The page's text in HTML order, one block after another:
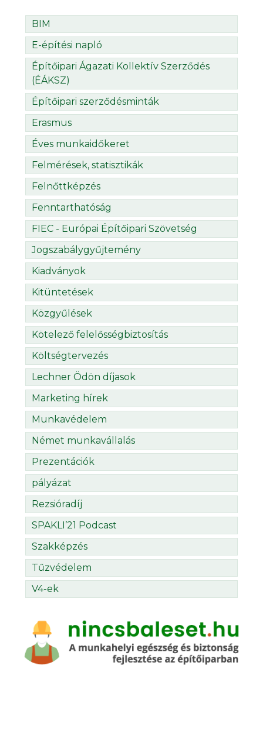
BIM
E-építési napló
Építőipari Ágazati Kollektív Szerződés
(ÉÁKSZ)
Építőipari szerződésminták
Erasmus
Éves munkaidőkeret
Felmérések, statisztikák
Felnőttképzés
Fenntarthatóság
FIEC - Európai Építőipari Szövetség
Jogszabálygyűjtemény
Kiadványok
Kitüntetések
Közgyűlések
Kötelező felelősségbiztosítás
Költségtervezés
Lechner Ödön díjasok
Marketing hírek
Munkavédelem
Német munkavállalás
Prezentációk
pályázat
Rezsióradíj
SPAKLI’21 Podcast
Szakképzés
Tűzvédelem
V4-ek